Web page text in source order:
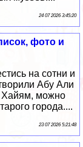
24 07 2026 3:45:20
фото и
на сотни и
Абу Али
можно
города....
23 07 2026 5:21:48